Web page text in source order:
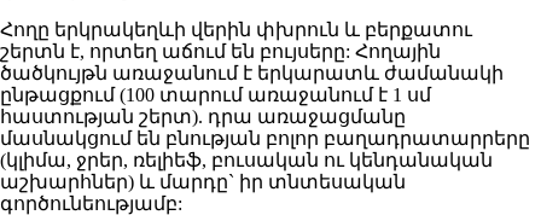
Հողը երկրակեղևի վերին փխրուն և բերքատու
շերտն է, որտեղ աճում են բույսերը: Հողային
ծածկույթն առաջանում է երկարատև ժամանակի
ընթացքում (100 տարում առաջանում է 1 սմ
հաստության շերտ). դրա առաջացմանը
մասնակցում են բնության բոլոր բաղադրատարրերը
(կլիմա, ջրեր, ռելիեֆ, բուսական ու կենդանական
աշխարհներ) և մարդը` իր տնտեսական
գործունեությամբ: